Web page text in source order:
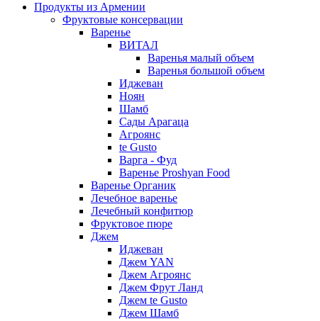
Продукты из Армении
Фруктовые консервации
Варенье
ВИТАЛ
Варенья малый объем
Варенья большой объем
Иджеван
Ноян
Шамб
Сады Арагаца
Агроянс
te Gusto
Варга - Фуд
Варенье Proshyan Food
Варенье Органик
Лечебное варенье
Лечебный конфитюр
Фруктовое пюре
Джем
Иджеван
Джем YAN
Джем Агроянс
Джем Фрут Ланд
Джем te Gusto
Джем Шамб